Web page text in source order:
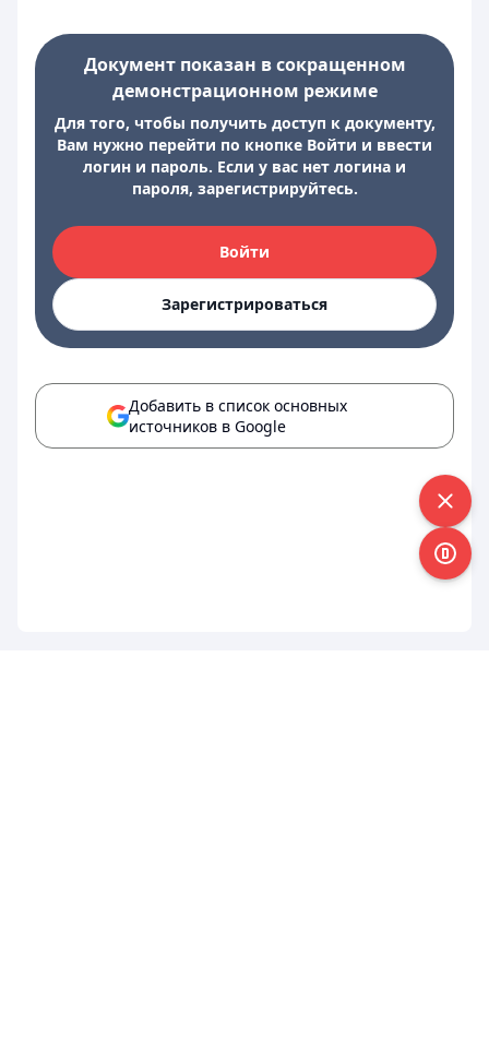
Документ показан в сокращенном
демонстрационном режиме
Для того, чтобы получить доступ к документу,
Вам нужно перейти по кнопке Войти и ввести
логин и пароль. Если у вас нет логина и
пароля, зарегистрируйтесь.
Войти
Зарегистрироваться
Добавить в список основных
источников в Google